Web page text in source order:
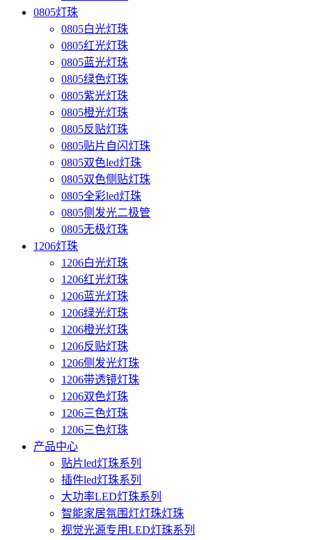
0805灯珠
0805白光灯珠
0805红光灯珠
0805蓝光灯珠
0805绿色灯珠
0805紫光灯珠
0805橙光灯珠
0805反贴灯珠
0805贴片自闪灯珠
0805双色led灯珠
0805双色侧贴灯珠
0805全彩led灯珠
0805侧发光二极管
0805无极灯珠
1206灯珠
1206白光灯珠
1206红光灯珠
1206蓝光灯珠
1206绿光灯珠
1206橙光灯珠
1206反贴灯珠
1206侧发光灯珠
1206带透镜灯珠
1206双色灯珠
1206三色灯珠
1206三色灯珠
产品中心
贴片led灯珠系列
插件led灯珠系列
大功率LED灯珠系列
智能家居氛围灯灯珠灯珠
视觉光源专用LED灯珠系列